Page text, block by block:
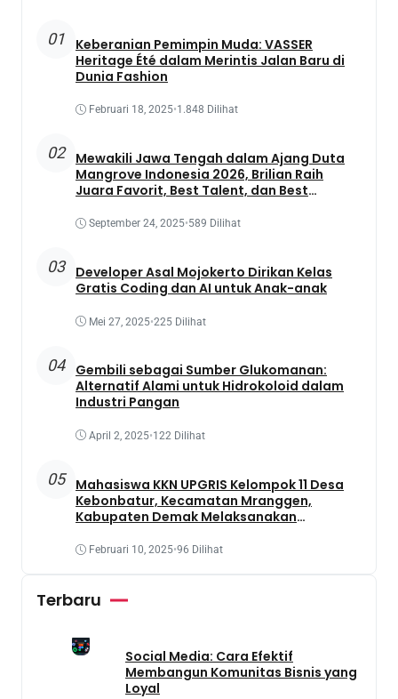
01
Keberanian Pemimpin Muda: VASSER
Heritage Été dalam Merintis Jalan Baru di
Dunia Fashion
Februari 18, 2025•1.848 Dilihat
02
Mewakili Jawa Tengah dalam Ajang Duta
Mangrove Indonesia 2026, Brilian Raih
Juara Favorit, Best Talent, dan Best
September 24, 2025•589 Dilihat
03
Developer Asal Mojokerto Dirikan Kelas
Gratis Coding dan AI untuk Anak-anak
Mei 27, 2025•225 Dilihat
04
Gembili sebagai Sumber Glukomanan:
Alternatif Alami untuk Hidrokoloid dalam
Industri Pangan
April 2, 2025•122 Dilihat
05
Mahasiswa KKN UPGRIS Kelompok 11 Desa
Kebonbatur, Kecamatan Mranggen,
Kabupaten Demak Melaksanakan
Memanfaatkan Lahan Yang Terbengkalai
Februari 10, 2025•96 Dilihat
Terbaru
Social Media: Cara Efektif
Membangun Komunitas Bisnis yang
Loyal